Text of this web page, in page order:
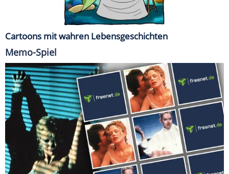
Cartoons mit wahren Lebensgeschichten
Memo-Spiel